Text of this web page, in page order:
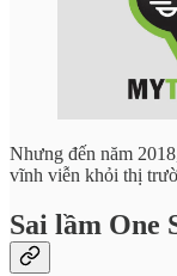
Nhưng đến năm
vĩnh viễn khỏi thị
Sai lầm One